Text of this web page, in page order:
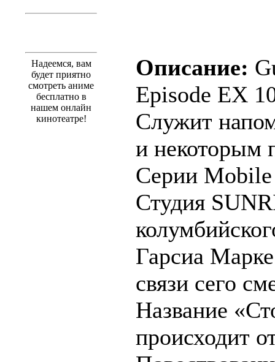
Надеемся, вам
будет приятно
смотреть аниме
бесплатно в
нашем онлайн
кинотеатре!
Описание:
Episode EX
Служит
и некоторым
Серии
Студия
Гарсиа
связи сего
Название
происходит